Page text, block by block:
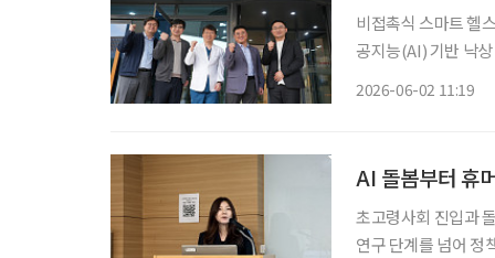
비접촉식 스마트 헬
공지능(AI) 기반 낙상 예측·예방
2026-06-02 11:19
AI 돌봄부터 휴
초고령사회 진입과
연구 단계를 넘어 정